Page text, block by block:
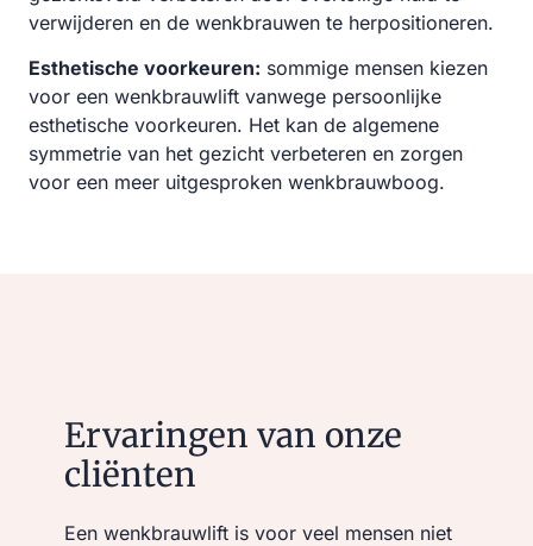
verwijderen en de wenkbrauwen te herpositioneren.
Esthetische voorkeuren: sommige mensen kiezen
voor een wenkbrauwlift vanwege persoonlijke
esthetische voorkeuren. Het kan de algemene
symmetrie van het gezicht verbeteren en zorgen
voor een meer uitgesproken wenkbrauwboog.
Ervaringen van onze
cliënten
Een wenkbrauwlift is voor veel mensen niet